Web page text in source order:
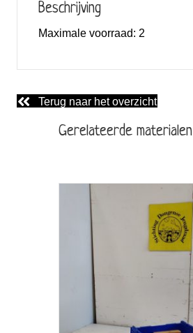
Beschrijving
Maximale voorraad: 2
Terug naar het overzicht
Gerelateerde materialen